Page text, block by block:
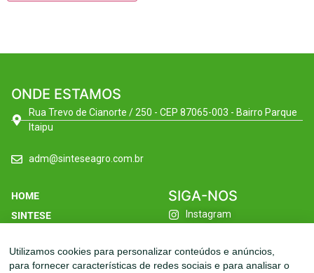
ONDE ESTAMOS
Rua Trevo de Cianorte / 250 - CEP 87065-003 - Bairro Parque
Itaipu
adm@sinteseagro.com.br
HOME
SINTESE
LINHAS
SIGA-NOS
Instagram
Linkedin
Utilizamos cookies para personalizar conteúdos e anúncios,
para fornecer características de redes sociais e para analisar o